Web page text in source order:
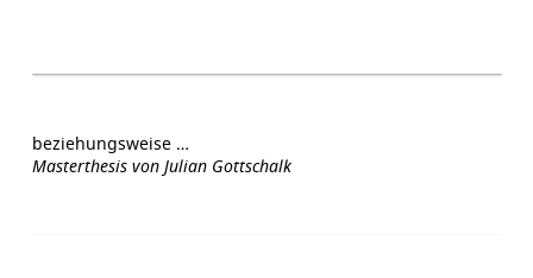
beziehungsweise …
Masterthesis von Julian Gottschalk